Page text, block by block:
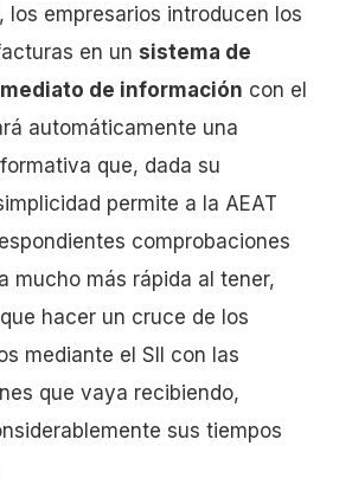
los empresarios introducen los
en un sistema de
de información con el
automáticamente una
que, dada su
permite a la AEAT
comprobaciones
mucho más rápida al tener,
hacer un cruce de los
mediante el SII con las
que vaya recibiendo,
sus tiempos